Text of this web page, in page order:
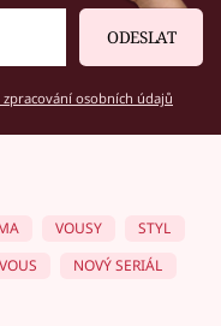
ODESLAT
osobních údajů
VOUSY
STYL
NOVÝ SERIÁL